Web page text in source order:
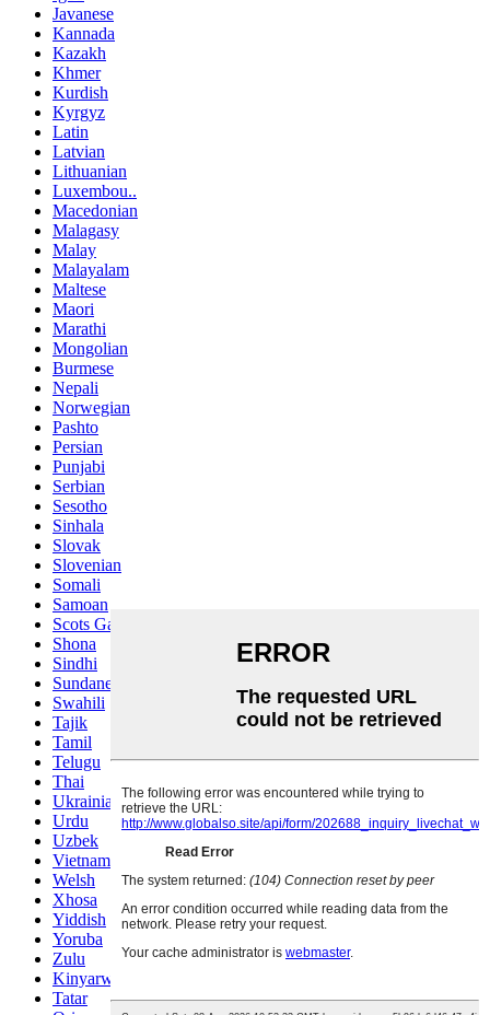
Javanese
Kannada
Kazakh
Khmer
Kurdish
Kyrgyz
Latin
Latvian
Lithuanian
Luxembou..
Macedonian
Malagasy
Malay
Malayalam
Maltese
Maori
Marathi
Mongolian
Burmese
Nepali
Norwegian
Pashto
Persian
Punjabi
Serbian
Sesotho
Sinhala
Slovak
Slovenian
Somali
Samoan
Scots Gaelic
Shona
Sindhi
Sundanese
Swahili
Tajik
Tamil
Telugu
Thai
Ukrainian
Urdu
Uzbek
Vietnamese
Welsh
Xhosa
Yiddish
Yoruba
Zulu
Kinyarwanda
Tatar